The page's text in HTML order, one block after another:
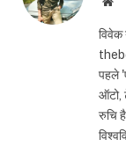
विवेक
पहले
ऑटो,
रुचि